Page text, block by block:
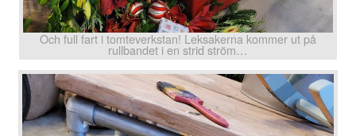
Och full fart i tomteverkstan! Leksakerna kommer ut på
rullbandet i en strid ström…